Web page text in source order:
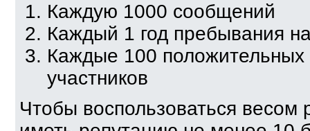
Каждую 1000 сообщений
Каждый 1 год пребывания
Каждые 100 положительных
участников
Чтобы воспользоваться весом